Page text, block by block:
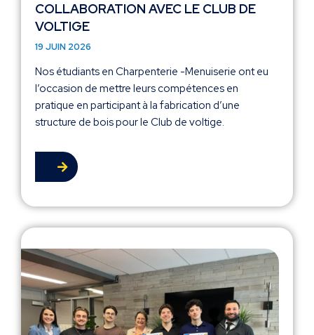
COLLABORATION AVEC LE CLUB DE
VOLTIGE
19 JUIN 2026
Nos étudiants en Charpenterie -Menuiserie ont eu
l’occasion de mettre leurs compétences en
pratique en participant à la fabrication d’une
structure de bois pour le Club de voltige.